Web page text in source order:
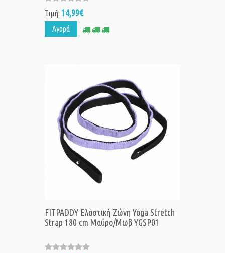
Τιμή: 14,99€
Αγορά
FITPADDY Ελαστική Ζώνη Yoga Stretch
Strap 180 cm Μαύρο/Μωβ YGSP01